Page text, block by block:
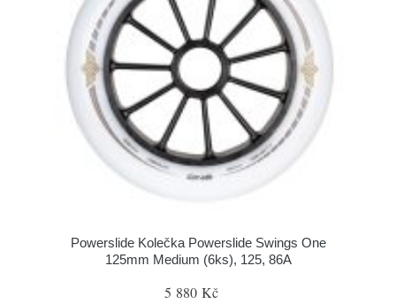
Powerslide Kolečka Powerslide Swings One
125mm Medium (6ks), 125, 86A
5 880 Kč